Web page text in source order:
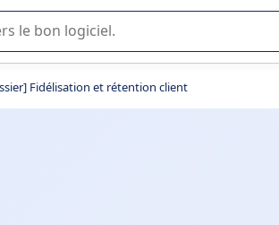
de logiciel SaaS en entreprise.
Fidélisation et rétention client